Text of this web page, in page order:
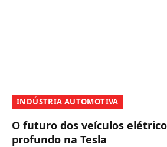
INDÚSTRIA AUTOMOTIVA
O futuro dos veículos
profundo na Tesla